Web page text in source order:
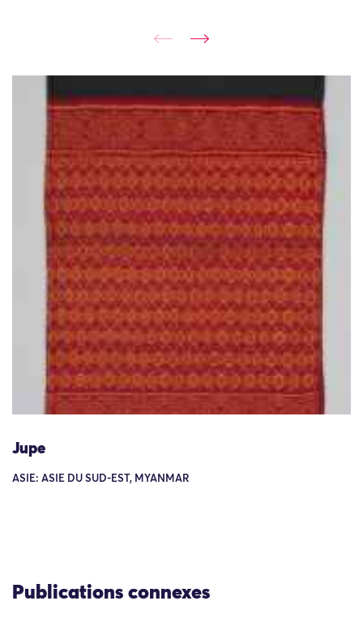
Jupe
ASIE: ASIE DU SUD-EST, MYANMAR
Publications connexes